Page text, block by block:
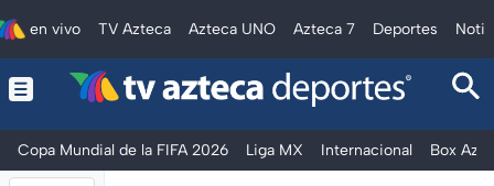
en vivo TV Azteca Azteca UNO Azteca 7 Deportes
Copa Mundial de la FIFA 2026 Liga MX Internacional Box